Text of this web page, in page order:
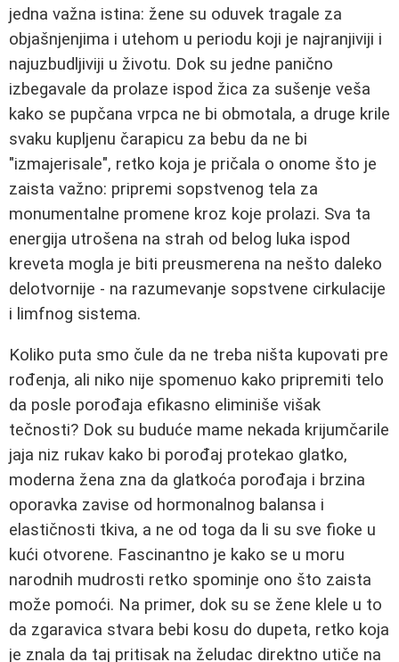
jedna važna istina: žene su oduvek tragale za
objašnjenjima i utehom u periodu koji je najranjiviji i
najuzbudljiviji u životu. Dok su jedne panično
izbegavale da prolaze ispod žica za sušenje veša
kako se pupčana vrpca ne bi obmotala, a druge krile
svaku kupljenu čarapicu za bebu da ne bi
"izmajerisale", retko koja je pričala o onome što je
zaista važno: pripremi sopstvenog tela za
monumentalne promene kroz koje prolazi. Sva ta
energija utrošena na strah od belog luka ispod
kreveta mogla je biti preusmerena na nešto daleko
delotvornije - na razumevanje sopstvene cirkulacije
i limfnog sistema.
Koliko puta smo čule da ne treba ništa kupovati pre
rođenja, ali niko nije spomenuo kako pripremiti telo
da posle porođaja efikasno eliminiše višak
tečnosti? Dok su buduće mame nekada krijumčarile
jaja niz rukav kako bi porođaj protekao glatko,
moderna žena zna da glatkoća porođaja i brzina
oporavka zavise od hormonalnog balansa i
elastičnosti tkiva, a ne od toga da li su sve fioke u
kući otvorene. Fascinantno je kako se u moru
narodnih mudrosti retko spominje ono što zaista
može pomoći. Na primer, dok su se žene klele u to
da zgaravica stvara bebi kosu do dupeta, retko koja
je znala da taj pritisak na želudac direktno utiče na